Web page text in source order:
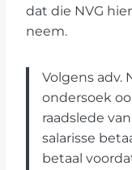
dat die NVG
neem.
Volgens adv.
ondersoek
raadslede
salarisse
betaal